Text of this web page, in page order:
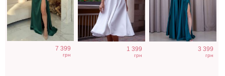
7 399
грн
1 399
грн
3 399
грн